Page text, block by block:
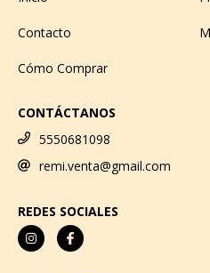
Contacto
Cómo Comprar
CONTÁCTANOS
5550681098
remi.venta@gmail.com
REDES SOCIALES